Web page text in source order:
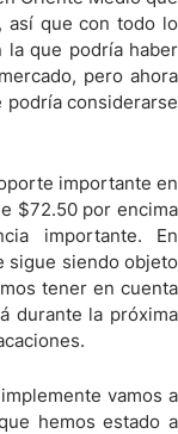
así que con todo lo
la que podría haber
pero ahora
considerarse
importante en
$72.50 por encima
importante. En
sigue siendo objeto
tener en cuenta
durante la próxima
vamos a
hemos estado a